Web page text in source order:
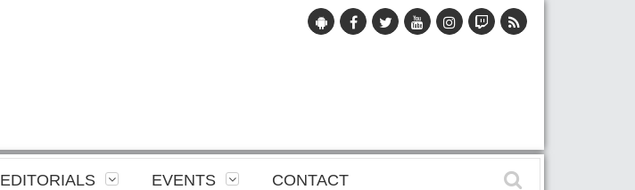
EDITORIALS EVENTS CONTACT